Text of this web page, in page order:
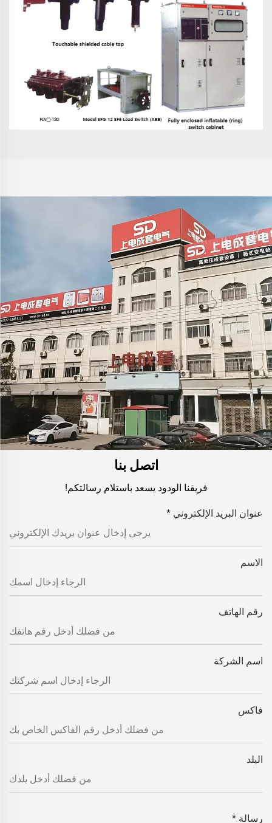
اتصل بنا
فريقنا الودود يسعد باستلام رسالتكم!
عنوان البريد الإلكتروني *
الاسم
رقم الهاتف
اسم الشركة
فاكس
البلد
رسالة *